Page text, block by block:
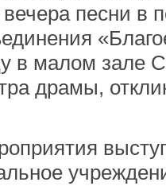
вечера песни в
в малом зале
драмы,